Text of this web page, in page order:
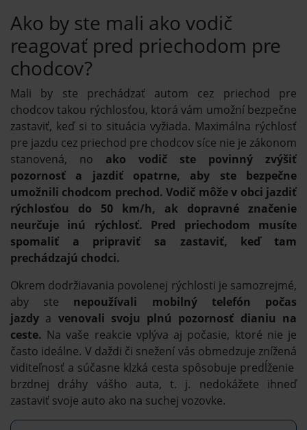
Ako by ste mali ako vodič
reagovať pred priechodom pre
chodcov?
Mali by ste prechádzať autom cez priechod pre
chodcov takou rýchlosťou, ktorá vám umožní bezpečne
zastaviť, keď si to situácia vyžiada. Maximálna rýchlosť
pre jazdu cez priechod pre chodcov síce nie je zákonom
stanovená, no ako vodič ste povinný zvýšiť
pozornosť a jazdiť opatrne, aby ste bezpečne
umožnili chodcom prechod. Vodič môže v obci jazdiť
rýchlosťou do 50 km/h, ak dopravné značenie
neurčuje inú rýchlosť. Pred priechodom musíte
spomaliť a pripraviť sa zastaviť, keď tam
prechádzajú chodci.
Okrem dodržiavania povolenej rýchlosti je samozrejmé,
aby ste nepoužívali mobilný telefón počas
jazdy a venovali svoju plnú pozornosť dianiu na
ceste. Na vaše reakcie vplýva aj počasie, ktoré nie je
často ideálne. V daždi či snežení vás obmedzuje znížená
viditeľnosť a súčasne klzká cesta spôsobuje predĺženie
brzdnej dráhy vášho auta, t. j. nedokážete ihneď
zastaviť svoje auto ako na suchej vozovke.